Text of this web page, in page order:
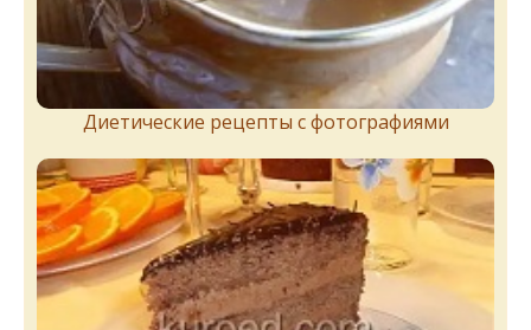
Диетические рецепты с фотографиями